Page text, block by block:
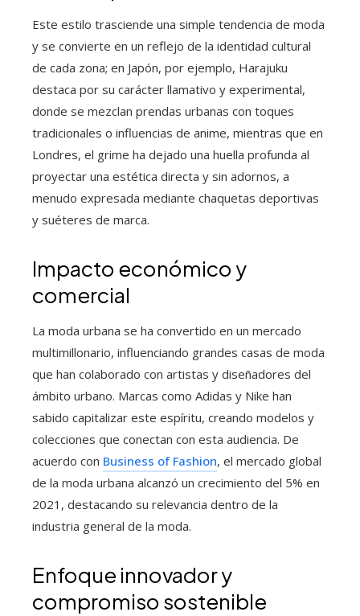
Este estilo trasciende una simple tendencia de moda
y se convierte en un reflejo de la identidad cultural
de cada zona; en Japón, por ejemplo, Harajuku
destaca por su carácter llamativo y experimental,
donde se mezclan prendas urbanas con toques
tradicionales o influencias de anime, mientras que en
Londres, el grime ha dejado una huella profunda al
proyectar una estética directa y sin adornos, a
menudo expresada mediante chaquetas deportivas
y suéteres de marca.
Impacto económico y
comercial
La moda urbana se ha convertido en un mercado
multimillonario, influenciando grandes casas de moda
que han colaborado con artistas y diseñadores del
ámbito urbano. Marcas como Adidas y Nike han
sabido capitalizar este espíritu, creando modelos y
colecciones que conectan con esta audiencia. De
acuerdo con Business of Fashion, el mercado global
de la moda urbana alcanzó un crecimiento del 5% en
2021, destacando su relevancia dentro de la
industria general de la moda.
Enfoque innovador y
compromiso sostenible